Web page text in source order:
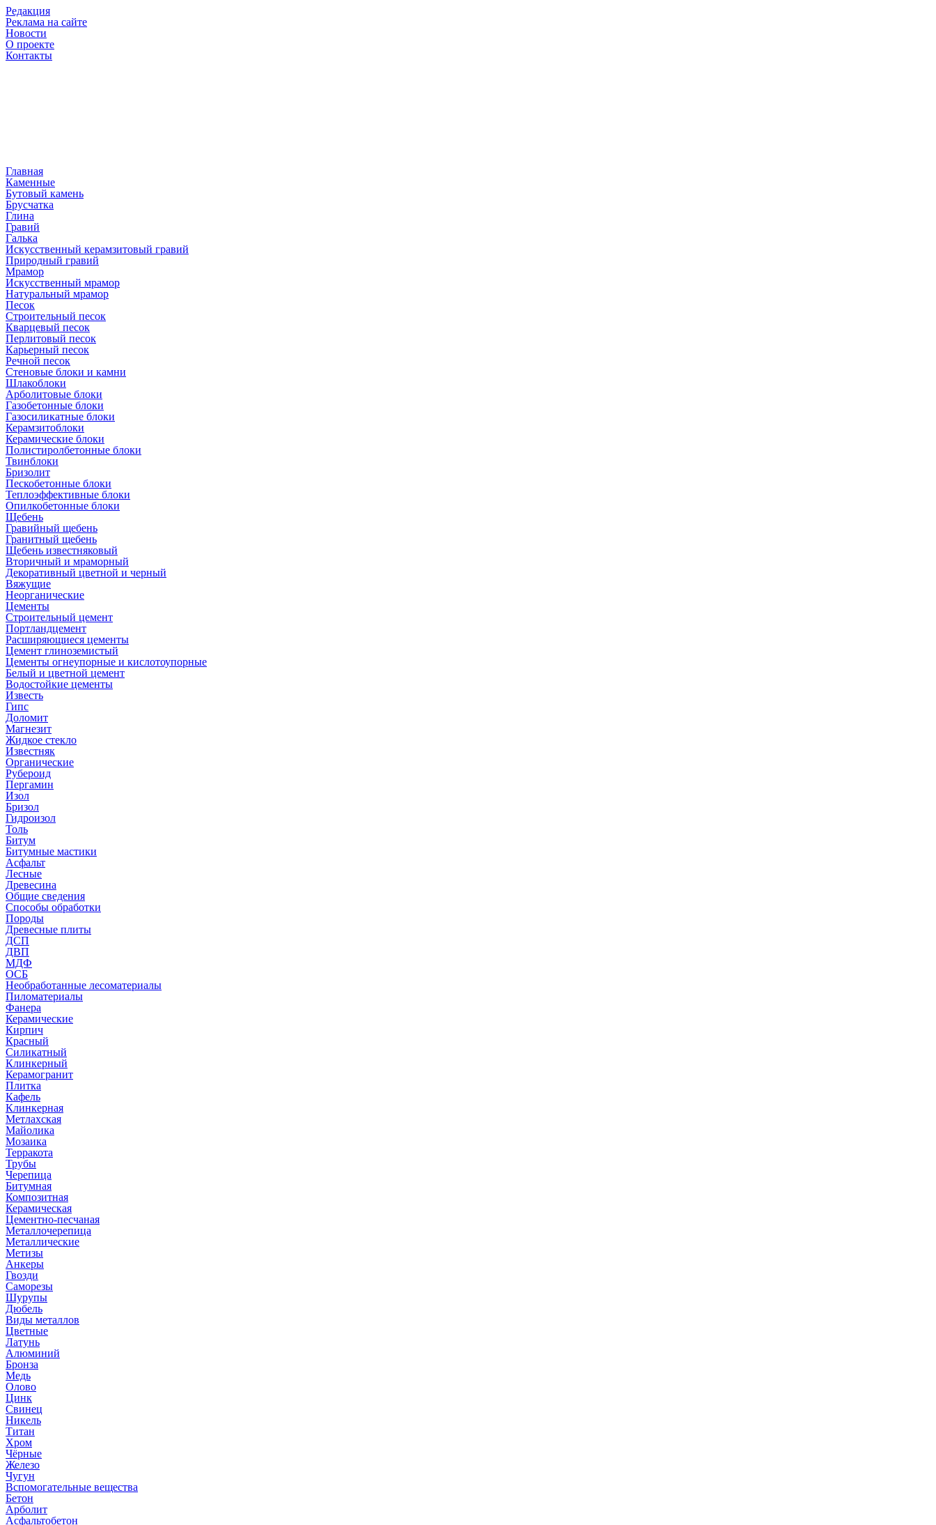
Редакция
Реклама на сайте
Новости
О проекте
Контакты
Главная
Каменные
Бутовый камень
Брусчатка
Глина
Гравий
Галька
Искусственный керамзитовый гравий
Природный гравий
Мрамор
Искусственный мрамор
Натуральный мрамор
Песок
Cтроительный песок
Кварцевый песок
Перлитовый песок
Карьерный песок
Речной песок
Стеновые блоки и камни
Шлакоблоки
Арболитовые блоки
Газобетонные блоки
Газосиликатные блоки
Керамзитоблоки
Керамические блоки
Полистиролбетонные блоки
Твинблоки
Бризолит
Пескобетонные блоки
Теплоэффективные блоки
Опилкобетонные блоки
Щебень
Гравийный щебень
Гранитный щебень
Щебень известняковый
Вторичный и мраморный
Декоративный цветной и черный
Вяжущие
Неорганические
Цементы
Строительный цемент
Портландцемент
Расширяющиеся цементы
Цемент глиноземистый
Цементы огнеупорные и кислотоупорные
Белый и цветной цемент
Водостойкие цементы
Известь
Гипс
Доломит
Магнезит
Жидкое стекло
Известняк
Органические
Рубероид
Пергамин
Изол
Бризол
Гидроизол
Толь
Битум
Битумные мастики
Асфальт
Лесные
Древесина
Общие сведения
Способы обработки
Породы
Древесные плиты
ДСП
ДВП
МДФ
ОСБ
Необработанные лесоматериалы
Пиломатериалы
Фанера
Керамические
Кирпич
Красный
Силикатный
Клинкерный
Керамогранит
Плитка
Кафель
Клинкерная
Метлахская
Майолика
Мозаика
Терракота
Трубы
Черепица
Битумная
Композитная
Керамическая
Цементно-песчаная
Металлочерепица
Металлические
Метизы
Анкеры
Гвозди
Саморезы
Шурупы
Дюбель
Виды металлов
Цветные
Латунь
Алюминий
Бронза
Медь
Олово
Цинк
Свинец
Никель
Титан
Хром
Чёрные
Железо
Чугун
Вспомогательные вещества
Бетон
Арболит
Асфальтобетон